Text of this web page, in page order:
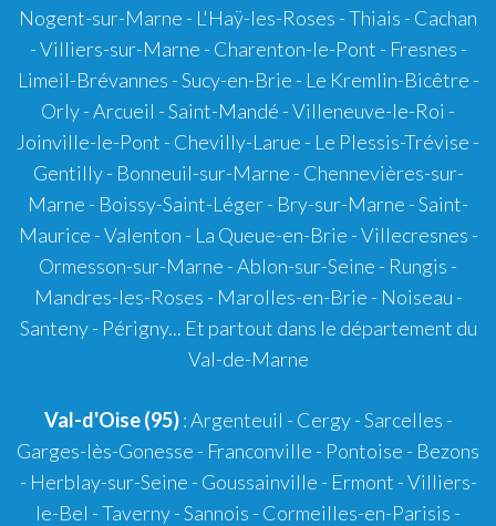
Nogent-sur-Marne - L'Haÿ-les-Roses - Thiais - Cachan
- Villiers-sur-Marne - Charenton-le-Pont - Fresnes -
Limeil-Brévannes - Sucy-en-Brie - Le Kremlin-Bicêtre -
Orly - Arcueil - Saint-Mandé - Villeneuve-le-Roi -
Joinville-le-Pont - Chevilly-Larue - Le Plessis-Trévise -
Gentilly - Bonneuil-sur-Marne - Chennevières-sur-
Marne - Boissy-Saint-Léger - Bry-sur-Marne - Saint-
Maurice - Valenton - La Queue-en-Brie - Villecresnes -
Ormesson-sur-Marne - Ablon-sur-Seine - Rungis -
Mandres-les-Roses - Marolles-en-Brie - Noiseau -
Santeny - Périgny... Et partout dans le département du
Val-de-Marne
Val-d'Oise (95): Argenteuil - Cergy - Sarcelles -
Garges-lès-Gonesse - Franconville - Pontoise - Bezons
- Herblay-sur-Seine - Goussainville - Ermont - Villiers-
le-Bel - Taverny - Sannois - Cormeilles-en-Parisis -